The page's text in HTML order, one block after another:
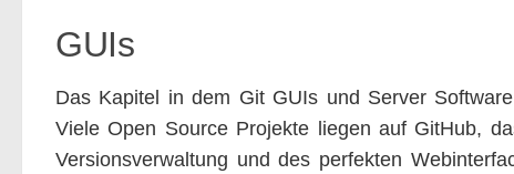
GUIs
Das Kapitel in dem Git GUIs und Server
Viele Open Source Projekte liegen auf GitHub,
Versionsverwaltung und des perfekten